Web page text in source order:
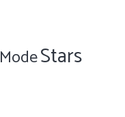
ModeStars